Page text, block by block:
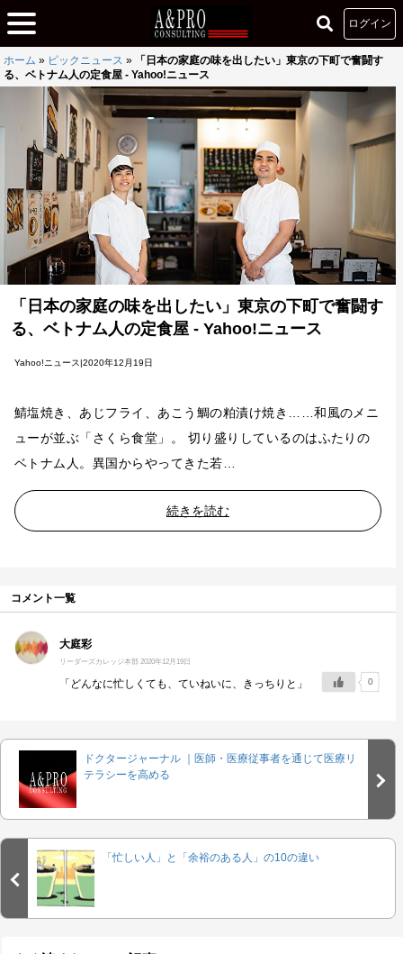
ログイン
ホーム » ピックニュース »
「日本の家庭の味を出したい」東京の下町で奮闘す
る、ベトナム人の定食屋 - Yahoo!ニュース
「日本の家庭の味を出したい」東京の下町で奮闘す
る、ベトナム人の定食屋 - Yahoo!ニュース
Yahoo!ニュース|2020年12月19日
鯖塩焼き、あじフライ、あこう鯛の粕漬け焼き……和風のメニ
ューが並ぶ「さくら食堂」。 切り盛りしているのはふたりの
ベトナム人。異国からやってきた若…
続きを読む
コメント一覧
大庭彩
リーダーズカレッジ本部 2020年12月19日
「どんなに忙しくても、ていねいに、きっちりと」 0
ドクタージャーナル ｜医師・医療従事者を通じて医療リ
テラシーを高める
「忙しい人」と「余裕のある人」の10の違い